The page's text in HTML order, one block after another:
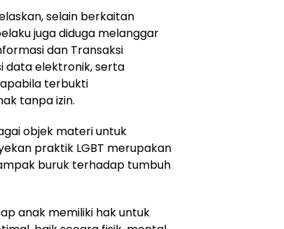
selain berkaitan
juga diduga melanggar
dan Transaksi
data elektronik, serta
terbukti
tanpa izin.
objek materi untuk
praktik LGBT merupakan
buruk terhadap tumbuh
anak memiliki hak untuk